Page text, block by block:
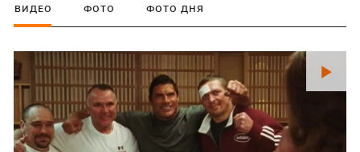
ВИДЕО ФОТО ФОТО ДНЯ